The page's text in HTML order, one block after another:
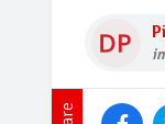
in